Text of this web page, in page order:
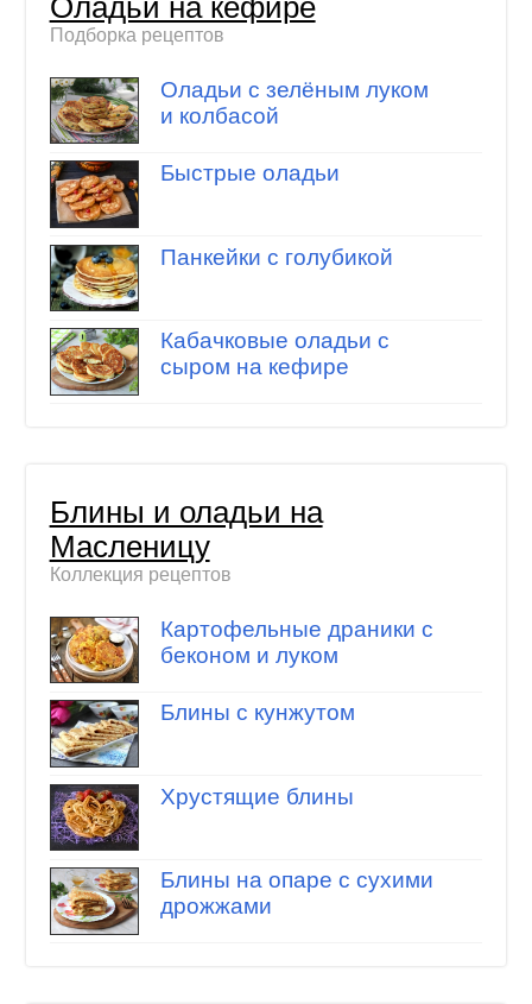
Оладьи на кефире
Подборка рецептов
Оладьи с зелёным луком
и колбасой
Быстрые оладьи
Панкейки с голубикой
Кабачковые оладьи с
сыром на кефире
Блины и оладьи на
Масленицу
Коллекция рецептов
Картофельные драники с
беконом и луком
Блины с кунжутом
Хрустящие блины
Блины на опаре с сухими
дрожжами